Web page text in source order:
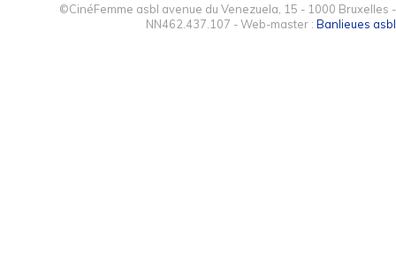
©CinéFemme asbl avenue du Venezuela, 15 - 1000 Bruxelles -
NN462.437.107 - Web-master : Banlieues asbl